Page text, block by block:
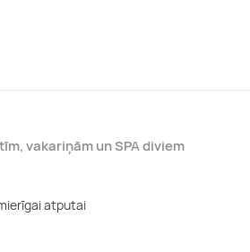
vakariņām un SPA diviem
atputai